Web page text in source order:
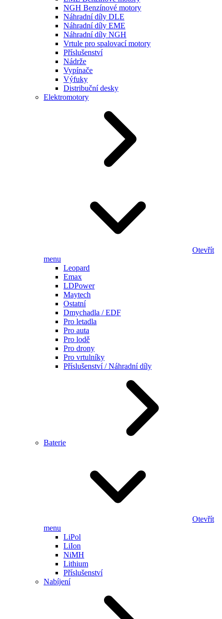
NGH Benzínové motory
Náhradní díly DLE
Náhradní díly EME
Náhradní díly NGH
Vrtule pro spalovací motory
Příslušenství
Nádrže
Vypínače
Výfuky
Distribuční desky
Elektromotory
Otevřít
menu
Leopard
Emax
LDPower
Maytech
Ostatní
Dmychadla / EDF
Pro letadla
Pro auta
Pro lodě
Pro drony
Pro vrtulníky
Příslušenství / Náhradní díly
Baterie
Otevřít
menu
LiPol
LiIon
NiMH
Lithium
Příslušenství
Nabíjení